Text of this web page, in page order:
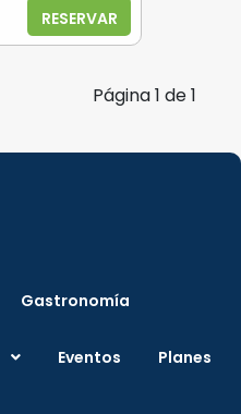
RESERVAR
Página1 de1
Gastronomía
Eventos Planes